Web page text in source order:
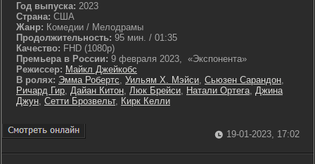
Год выпуска: 2023
Страна: США
Жанр: Комедии / Мелодрамы
Продолжительность: 95 мин. / 01:35
Качество: FHD (1080p)
Премьера в России: 9 февраля 2023, «Экспонента»
Режиссер: Майкл Джейкобс
В ролях: Эмма Робертс, Уильям Х. Мэйси, Сьюзен Сарандон,
Ричард Гир, Дайан Китон, Люк Брейси, Натали Ортега, Джина
Джун, Сетти Брозвельт, Кирк Келли
19-01-2023, 17:02